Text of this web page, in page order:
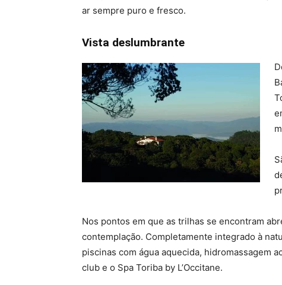
ar sempre puro e fresco.
Vista deslumbrante
Nos pontos em que as trilhas se encontram
contemplação. Completamente integrado à
piscinas com água aquecida, hidromassagem
club e o Spa Toriba by L’Occitane.